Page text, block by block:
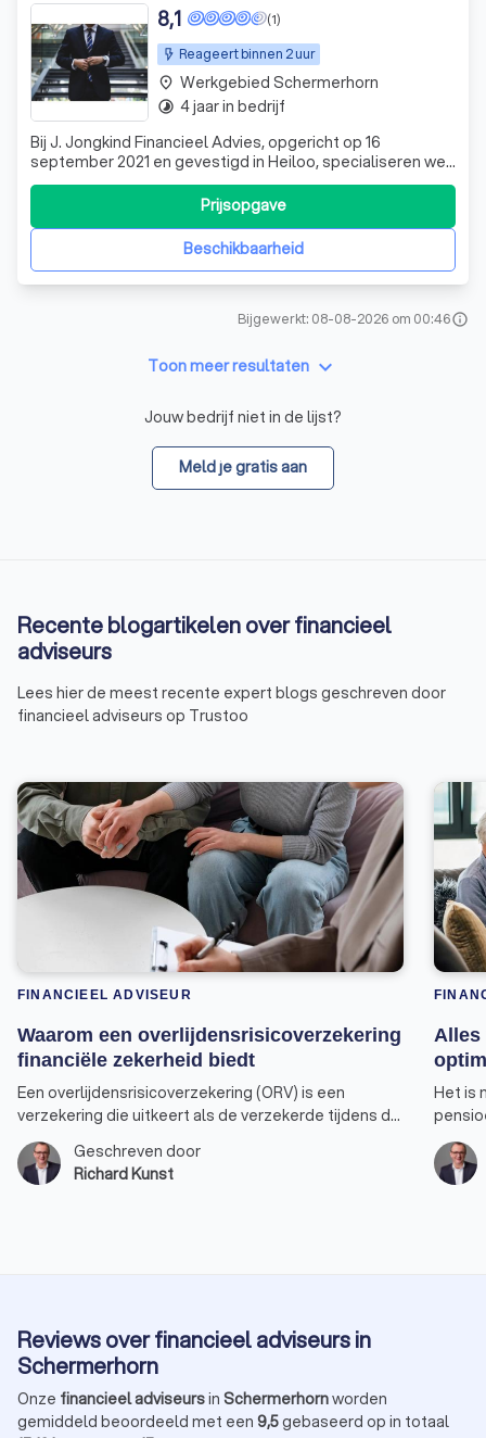
Reageert binnen 2 uur
(1)
8,1
Bij J. Jongkind Financieel Advies, opgericht op 16
september 2021 en gevestigd in Heiloo, specialiseren we
ons in hypotheek- en woningadvies. We bieden zowel
persoonlijk contact op locatie als digitaal contact online
of telefonisch. Vraag vandaag nog een gratis offerte aan
om te zien hoe we u kunnenBeschikbaarheid
Prijsopgave
place Werkgebied Schermerhorn
timelapse 4 jaar in bedrijf
Bijgewerkt: 08-08-2026 om 00:46info
Toon meer resultaten keyboard_arrow_down
Jouw bedrijf niet in de lijst?
Meld je gratis aan
Recente blogartikelen over financieel
adviseurs
Lees hier de meest recente expert blogs geschreven door
financieel adviseurs op Trustoo
FINANCIEEL ADVISEUR
Waarom een overlijdensrisicoverzekering
financiële zekerheid biedt
Een overlijdensrisicoverzekering (ORV) is een
verzekering die uitkeert als de verzekerde tijdens de
looptijd van de verzekering overlijdt. Dit type
verzekering biedt financiële zekerheid aan de
nabestaanden van de verzekerde, zoals partner,
Geschreven door
Richard Kunst
Alles
Het is
Reviews over financieel adviseurs in
Schermerhorn
Onze financieel adviseursin Schermerhornworden
gemiddeld beoordeeld met een 9,5gebaseerd op in totaal